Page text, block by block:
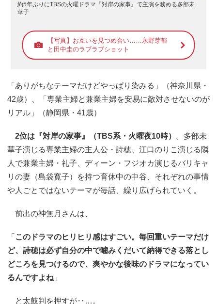
約5年ぶりにTBSの火曜ドラマ『対岸の家事』で主演を務める多部未
華子
【写真】お互いを見つめ合い……永野芽郁
と田中圭のラブラブショット
「ありがちなテーマだけどやっぱり染みる」（神奈川県・
42歳）、「専業主婦と兼業主婦を安易に敵対させないのが
リアル」（静岡県・41歳）
2位は『対岸の家事』（TBS系・火曜夜10時）
。多部未
華子演じる専業主婦の主人公・詩穂、江口のりこ演じる隣
人で兼業主婦・礼子、ディーン・フジオカ演じるバリキャ
リの妻（島袋寛子）を持つ育休中の中谷、それぞれの事情
や人ごとではないテーマが毎話、繰り広げられていく。
前出の神無月さんは、
「 このドラマのヒリヒリ感はすごい。毎回重いテーマだけ
ど、詩穂は必ず自分の中で噛みくだいて納得できる落とし
どころを見つけるので、爽やかな後味のドラマになってい
るんですよね 」
と太鼓判を押すが‥…。